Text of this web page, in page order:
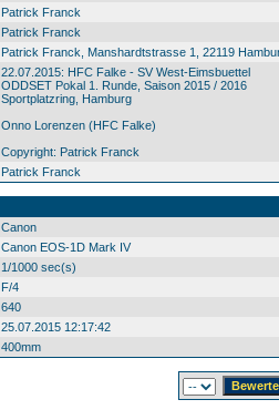
Patrick Franck
Patrick Franck
Patrick Franck, Manshardtstrasse 1, 22119
22.07.2015: HFC Falke - SV West-Eimsbuettel
ODDSET Pokal 1. Runde, Saison 2015 / 2016
Sportplatzring, Hamburg
Onno Lorenzen (HFC Falke)
Copyright: Patrick Franck
Patrick Franck
Canon
Canon EOS-1D Mark IV
1/1000 sec(s)
F/4
640
25.07.2015 12:17:42
400mm